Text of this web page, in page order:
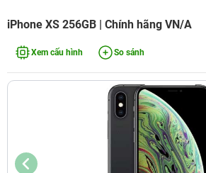
iPhone XS 256GB | Chính hãng VN/A
Xem cấu hình So sánh